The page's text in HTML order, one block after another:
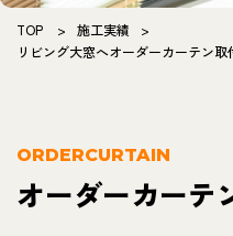
TOP > 施工実績
>
リビング大窓へオーダーカーテン取
ORDERCURTAIN
オーダーカーテ